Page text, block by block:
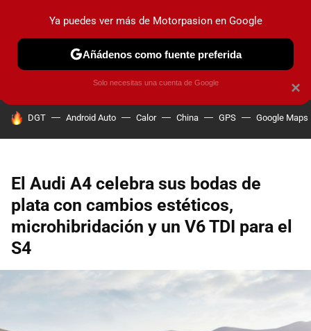
PRUEBAS COCHES ELÉCTRICOS OBSERVATORIO
HOY SE HABLA DE
DGT Android Auto Calor China GPS Google Maps
El Audi A4 celebra sus bodas de
plata con cambios estéticos,
microhibridación y un V6 TDI para el
S4
×
Ya puedes ver más de Motorpasion en Google
Añádenos como fuente preferida
Solo necesitas una cuenta de Google